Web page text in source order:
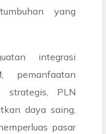
yang
integrasi
pemanfaatan
strategis, PLN
daya saing,
pasar